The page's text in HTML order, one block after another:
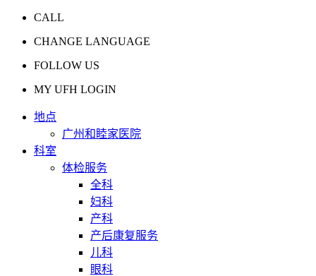
CALL
CHANGE LANGUAGE
FOLLOW US
MY UFH LOGIN
地点
广州和睦家医院
科室
体检服务
全科
妇科
产科
产后康复服务
儿科
眼科